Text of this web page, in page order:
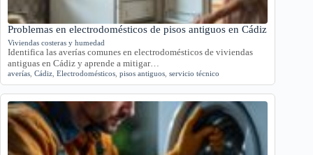
Problemas en electrodomésticos de pisos antiguos en Cádiz
Viviendas costeras y humedad
Identifica las averías comunes en electrodomésticos de viviendas
antiguas en Cádiz y aprende a mitigar…
averías Cádiz Electrodomésticos pisos antiguos servicio técnico